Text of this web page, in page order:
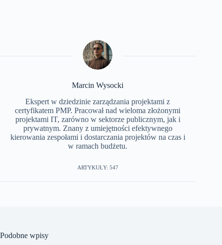
Marcin Wysocki
Ekspert w dziedzinie zarządzania projektami z
certyfikatem PMP. Pracował nad wieloma złożonymi
projektami IT, zarówno w sektorze publicznym, jak i
prywatnym. Znany z umiejętności efektywnego
kierowania zespołami i dostarczania projektów na czas i
w ramach budżetu.
ARTYKUŁY: 547
Podobne wpisy